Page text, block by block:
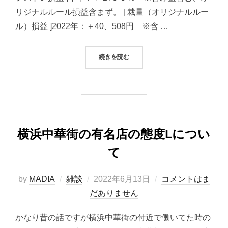
リジナルルール損益含まず。 [ 裁量（オリジナルルー
ル）損益 ]2022年：＋40、508円 ※含 …
続きを読む“2022/06/13システムトレード（
横浜中華街の有名店の態度Lについ
て
by MADIA 雑談
投
稿
2022年6月13日
コメントはま
だありません
かなり昔の話ですが横浜中華街の付近で働いてた時の